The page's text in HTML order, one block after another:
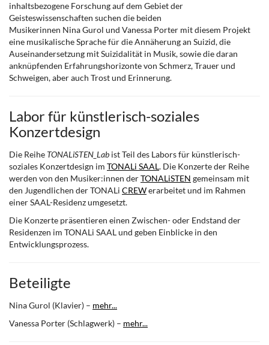
inhaltsbezogene Forschung auf dem Gebiet der
Geisteswissenschaften suchen die beiden
Musikerinnen Nina Gurol und Vanessa Porter mit diesem Projekt
eine musikalische Sprache für die Annäherung an Suizid, die
Auseinandersetzung mit Suizidalität in Musik, sowie die daran
anknüpfenden Erfahrungshorizonte von Schmerz, Trauer und
Schweigen, aber auch Trost und Erinnerung.
Labor für künstlerisch-soziales
Konzertdesign
Die Reihe TONALiSTEN_Lab ist Teil des Labors für künstlerisch-
soziales Konzertdesign im TONALi SAAL. Die Konzerte der Reihe
werden von den Musiker:innen derTONALiSTEN gemeinsam mit
den Jugendlichen der TONALi CREWerarbeitet und im Rahmen
einer SAAL-Residenz umgesetzt.
Die Konzerte präsentieren einen Zwischen- oder Endstand der
Residenzen im TONALi SAAL und geben Einblicke in den
Entwicklungsprozess.
Beteiligte
Nina Gurol (Klavier) – mehr...
Vanessa Porter (Schlagwerk) – mehr...